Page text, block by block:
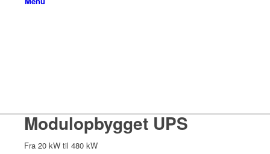
Modulopbygget UPS
Fra 20 kW til 480 kW